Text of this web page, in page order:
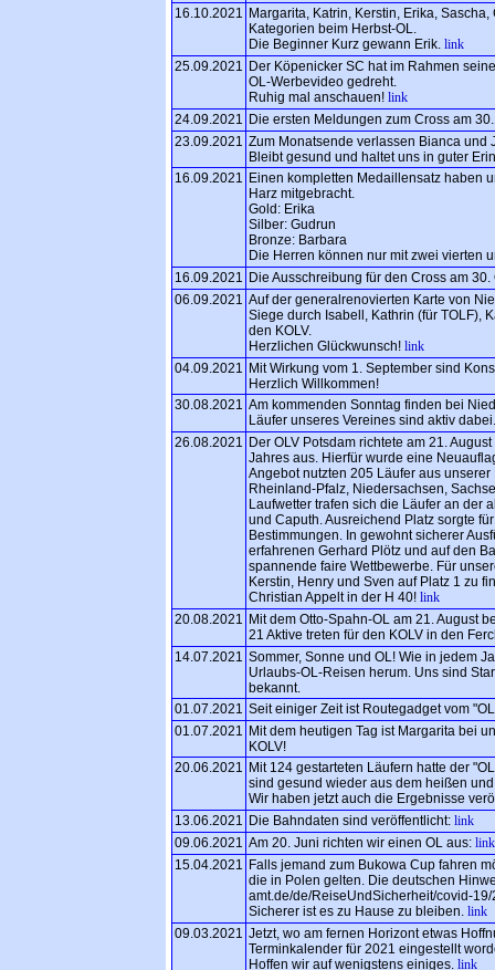
16.10.2021
Margarita, Katrin, Kerstin, Erika,
Kategorien beim Herbst-OL.
Die Beginner Kurz gewann Erik. link
25.09.2021
Der Köpenicker SC hat im Rahmen
OL-Werbevideo gedreht.
Ruhig mal anschauen! link
24.09.2021
Die ersten Meldungen zum Cross am
23.09.2021 Zum Monatsende verlassen Bianca und
Bleibt gesund und haltet uns in guter
16.09.2021
Einen kompletten Medaillensatz haben
Harz mitgebracht.
Gold: Erika
Silber: Gudrun
Bronze: Barbara
Die Herren können nur mit zwei vierten
16.09.2021
Die Ausschreibung für den Cross am
06.09.2021 Auf der generalrenovierten Karte von
Siege durch Isabell, Kathrin (für TOLF),
den KOLV.
Herzlichen Glückwunsch! link
04.09.2021
Mit Wirkung vom 1. September sind
Herzlich Willkommen!
30.08.2021 Am kommenden Sonntag finden bei
Läufer unseres Vereines sind aktiv
26.08.2021
Der OLV Potsdam richtete am 21.
Jahres aus. Hierfür wurde eine
Angebot nutzten 205 Läufer aus
Rheinland-Pfalz, Niedersachsen,
Laufwetter trafen sich die Läufer an der
und Caputh. Ausreichend Platz sorgte
Bestimmungen. In gewohnt sicherer
erfahrenen Gerhard Plötz und auf den
spannende faire Wettbewerbe. Für
Kerstin, Henry und Sven auf Platz 1 zu
Christian Appelt in der H 40! link
20.08.2021
Mit dem Otto-Spahn-OL am 21. August
21 Aktive treten für den KOLV in den
14.07.2021 Sommer, Sonne und OL! Wie in jedem
Urlaubs-OL-Reisen herum. Uns sind
bekannt.
01.07.2021 Seit einiger Zeit ist Routegadget vom
01.07.2021
Mit dem heutigen Tag ist Margarita bei
KOLV!
20.06.2021
Mit 124 gestarteten Läufern hatte der
sind gesund wieder aus dem heißen
Wir haben jetzt auch die Ergebnisse
13.06.2021
Die Bahndaten sind veröffentlicht: link
09.06.2021 Am 20. Juni richten wir einen OL aus: link
15.04.2021
Falls jemand zum Bukowa Cup fahren
die in Polen gelten. Die deutschen
amt.de/de/ReiseUndSicherheit/covid-
Sicherer ist es zu Hause zu bleiben. link
09.03.2021 Jetzt, wo am fernen Horizont etwas
Terminkalender für 2021 eingestellt
Hoffen wir auf wenigstens einiges. link